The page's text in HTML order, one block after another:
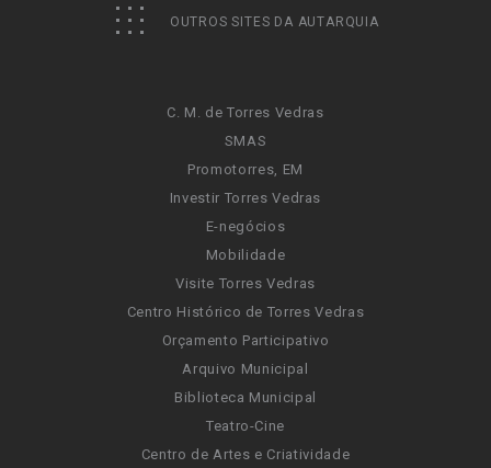
OUTROS SITES DA AUTARQUIA
C. M. de Torres Vedras
SMAS
Promotorres, EM
Investir Torres Vedras
E-negócios
Mobilidade
Visite Torres Vedras
Centro Histórico de Torres Vedras
Orçamento Participativo
Arquivo Municipal
Biblioteca Municipal
Teatro-Cine
Centro de Artes e Criatividade